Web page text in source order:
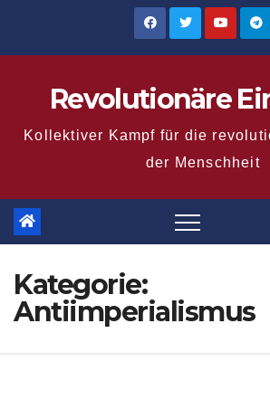
Revolutionäre
Kollektiver Kampf für die
der Menschheit
Kategorie:
Antiimperialismus